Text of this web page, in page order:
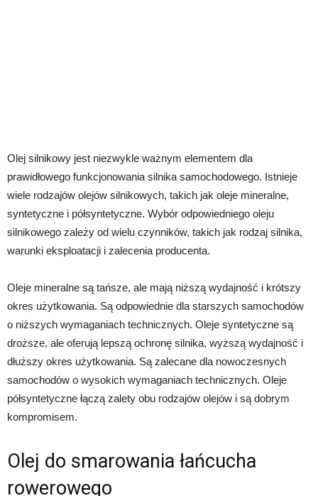
Olej silnikowy jest niezwykle ważnym elementem dla
prawidłowego funkcjonowania silnika samochodowego. Istnieje
wiele rodzajów olejów silnikowych, takich jak oleje mineralne,
syntetyczne i półsyntetyczne. Wybór odpowiedniego oleju
silnikowego zależy od wielu czynników, takich jak rodzaj silnika,
warunki eksploatacji i zalecenia producenta.
Oleje mineralne są tańsze, ale mają niższą wydajność i krótszy
okres użytkowania. Są odpowiednie dla starszych samochodów
o niższych wymaganiach technicznych. Oleje syntetyczne są
droższe, ale oferują lepszą ochronę silnika, wyższą wydajność i
dłuższy okres użytkowania. Są zalecane dla nowoczesnych
samochodów o wysokich wymaganiach technicznych. Oleje
półsyntetyczne łączą zalety obu rodzajów olejów i są dobrym
kompromisem.
Olej do smarowania łańcucha
rowerowego